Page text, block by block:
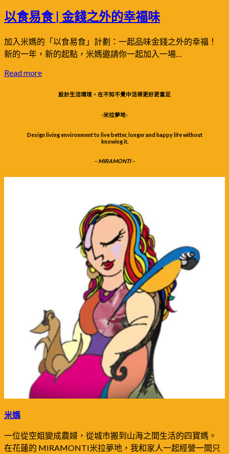
以食易食 | 金錢之外的幸福味
Posted
on
2023-
12-
202025-
by
米
｜
加入米媽的「以食易食」計劃：一起品味金錢之外的幸福！
新的一年，新的起點，米媽邀請你一起加入一場…
Read more
設計生活環境，在不知不覺中活得更好更富足
-米拉夢地-
Design living environment to live better, longer and happy life without
knowing it.
– MIRAMONTI –
米媽
一位從空姐變成農婦，從城市搬到山海之間生活的四寶媽。
在花蓮的 MIRAMONTI米拉夢地，我和家人一起經營一間只